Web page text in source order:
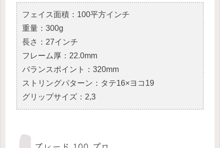
フェイス面積：100平方インチ
重量：300g
長さ：27インチ
フレーム厚：22.0mm
バランスポイント：320mm
ストリングパターン：タテ16×ヨコ19
グリップサイズ：2,3